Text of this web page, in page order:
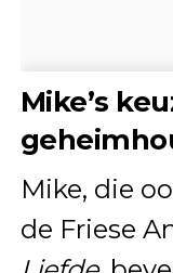
Mike’s
Mike, die
de Friese